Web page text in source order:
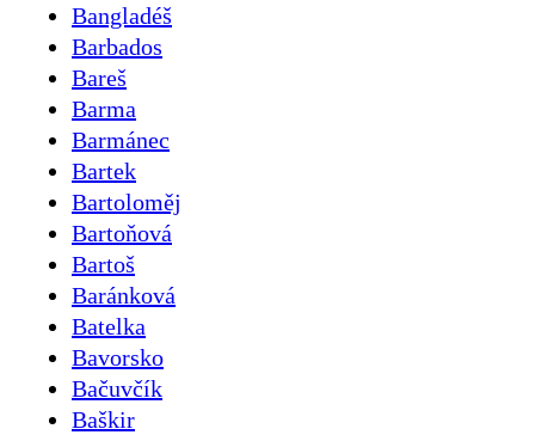
Bangladéš
Barbados
Bareš
Barma
Barmánec
Bartek
Bartoloměj
Bartoňová
Bartoš
Baránková
Batelka
Bavorsko
Bačuvčík
Baškir